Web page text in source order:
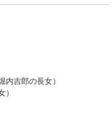
吉郎の長女）